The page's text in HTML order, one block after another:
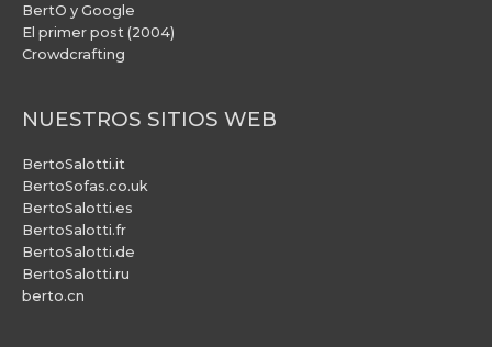
BertO y Google
El primer post (2004)
Crowdcrafting
NUESTROS SITIOS WEB
BertoSalotti.it
BertoSofas.co.uk
BertoSalotti.es
BertoSalotti.fr
BertoSalotti.de
BertoSalotti.ru
berto.cn